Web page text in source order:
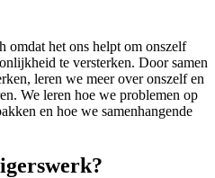
het ons helpt om onszelf
te versterken. Door samen
leren we meer over onszelf en
We leren hoe we problemen op
en hoe we samenhangende